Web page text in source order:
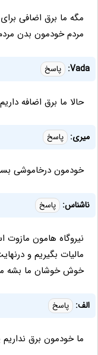
مگه ما برق اضافی
مردم خودمون بدن
Vada: پاسخ
حالا ما برق اضافه
میری: پاسخ
خودمون درخاموشی
ناشناس: پاسخ
نیروگاه هامون مازوت
مالیات بگیریم و
خوش خوشان ما بشه
الف: پاسخ
ما خودمون برق